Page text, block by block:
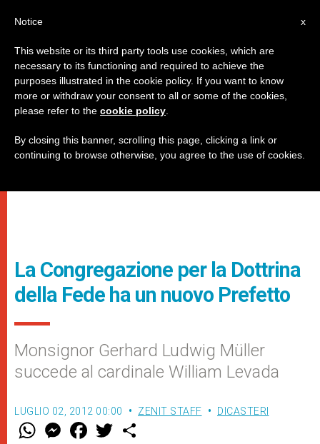
La Congregazione per la Dottrina
della Fede ha un nuovo Prefetto
Monsignor Gerhard Ludwig Müller
succede al cardinale William Levada
LUGLIO 02, 2012 00:00 ZENIT STAFF DICASTERI
W M
e
F
a w
x
Notice
This website or its third party tools use cookies, which are
necessary to its functioning and required to achieve the
purposes illustrated in the cookie policy. If you want to know
more or withdraw your consent to all or some of the cookies,
please refer to the cookie policy
By closing this banner, scrolling this page, clicking a link or
continuing to browse otherwise, you agree to the use of cookies.